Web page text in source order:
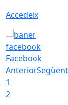
Accedeix
Facebook
AnteriorSegüent
1
2